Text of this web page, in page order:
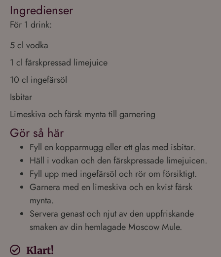
Ingredienser
För 1 drink:
5 cl vodka
1 cl färskpressad limejuice
10 cl ingefärsöl
Isbitar
Limeskiva och färsk mynta till garnering
Gör så här
Fyll en kopparmugg eller ett glas med isbitar.
Häll i vodkan och den färskpressade limejuicen.
Fyll upp med ingefärsöl och rör om försiktigt.
Garnera med en limeskiva och en kvist färsk
mynta.
Servera genast och njut av den uppfriskande
smaken av din hemlagade Moscow Mule.
Klart!